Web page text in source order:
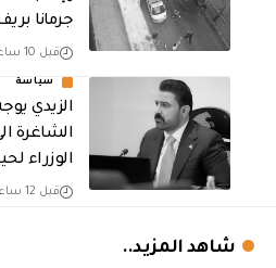
جرمانا
قبل 10 ساعات
سياسة
الزيدي
الشاغرة
الوزراء
قبل 12 ساعة
شاهد المزيد..